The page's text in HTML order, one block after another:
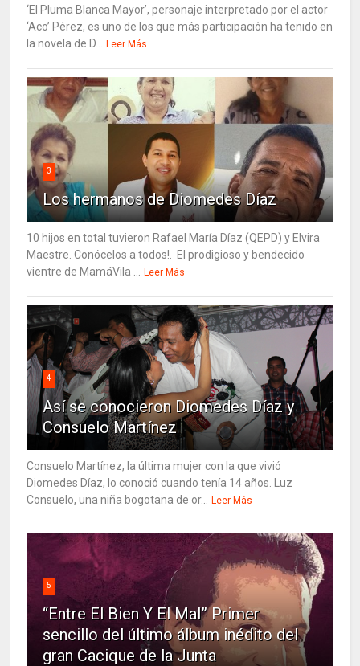
‘El Pluma Blanca Mayor’, personaje interpretado por el actor
‘Aco’ Pérez, es uno de los que más participación ha tenido en
la novela de D...
Leer Más
3
Los hermanos de Diomedes Díaz
10 hijos en total tuvieron Rafael María Díaz (QEPD) y Elvira
Maestre. Conócelos a todos!. El prodigioso y bendecido
vientre de MamáVila ...
Leer Más
4
Así se conocieron Diomedes Díaz y
Consuelo Martínez
Consuelo Martínez, la última mujer con la que vivió
Diomedes Díaz, lo conoció cuando tenía 14 años. Luz
Consuelo, una niña bogotana de or...
Leer Más
5
“Entre El Bien Y El Mal” Primer
sencillo del último álbum inédito del
gran Cacique de la Junta